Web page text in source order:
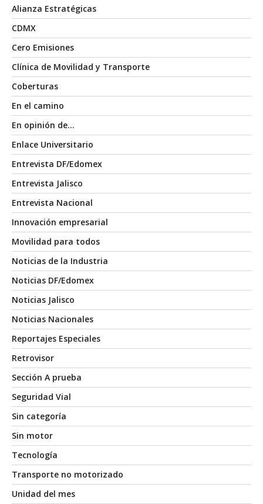
Alianza Estratégicas
CDMX
Cero Emisiones
Clínica de Movilidad y Transporte
Coberturas
En el camino
En opinión de…
Enlace Universitario
Entrevista DF/Edomex
Entrevista Jalisco
Entrevista Nacional
Innovación empresarial
Movilidad para todos
Noticias de la Industria
Noticias DF/Edomex
Noticias Jalisco
Noticias Nacionales
Reportajes Especiales
Retrovisor
Sección A prueba
Seguridad Vial
Sin categoría
Sin motor
Tecnología
Transporte no motorizado
Unidad del mes